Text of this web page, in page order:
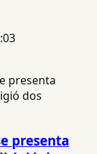
presenta